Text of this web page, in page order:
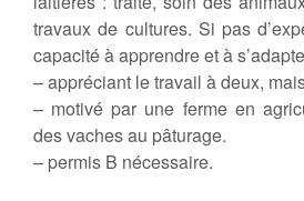
travaux de cultures. Si pas
capacité à apprendre et à
– appréciant le travail à deux,
– motivé par une ferme en
des vaches au pâturage.
– permis B nécessaire.